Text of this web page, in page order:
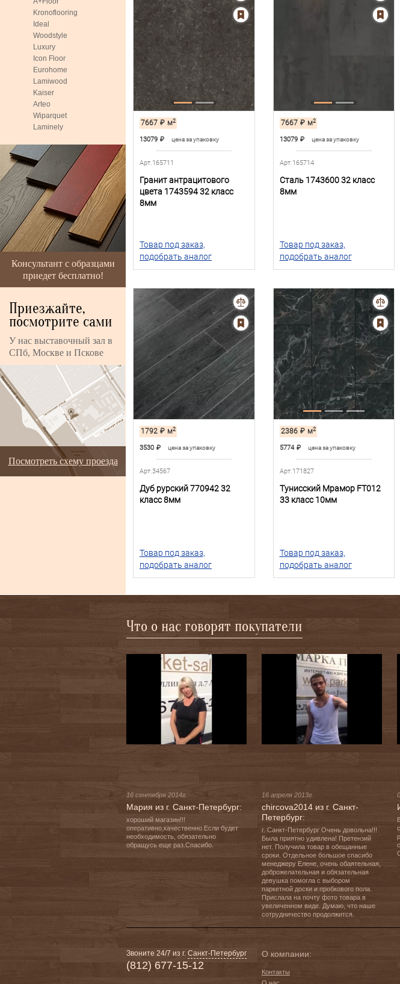
Kronoflooring
Ideal
Woodstyle
Luxury
Icon Floor
Eurohome
Lamiwood
Kaiser
Arteo
Wiparquet
Laminely
Консультант с образцами
приедет бесплатно!
Приезжайте,
посмотрите сами
У нас выставочный зал в
СПб, Москве и Пскове
Посмотреть схему проезда
7667 ₽ м2
13079 ₽ цена за упаковку
Арт.165711
Гранит антрацитового
цвета 1743594 32 класс
8мм
Товар под заказ,
подобрать аналог
7667 ₽ м2
13079 ₽ цена за упаковку
Арт.165714
Сталь 1743600 32 класс
8мм
Товар под заказ,
подобрать аналог
1792 ₽ м2
3530 ₽ цена за упаковку
Арт.34567
Дуб рурский 770942 32
класс 8мм
Товар под заказ,
подобрать аналог
2386 ₽ м2
5774 ₽ цена за упаковку
Арт.171827
Тунисский Мрамор FT012
33 класс 10мм
Товар под заказ,
подобрать аналог
Что о нас говорят покупатели
16 сентября 2014г.
Мария из г. Санкт-Петербург:
хороший магазин!!!
оперативно,качественно.Если будет
необходимость, обязательно
обращусь еще раз.Спасибо.
16 апреля 2013г.
chircova2014 из г. Санкт-
Петербург:
г. Санкт-Петербург Очень довольна!!!
Была приятно удивлена! Претензий
нет. Получила товар в обещанные
сроки. Отдельное большое спасибо
менеджеру Елене, очень обаятельная,
доброжелательная и обязательная
девушка помогла с выбором
паркетной доски и пробкового пола.
Прислала на почту фото товара в
увеличенном виде. Думаю, что наше
сотрудничество продолжится.
Звоните 24/7 из г. Санкт-Петербург
(812) 677-15-12
О компании:
Контакты